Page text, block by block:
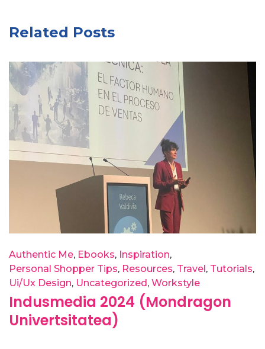
Related Posts
Authentic Me Ebooks Inspiration
Personal Shopper Tips Resources Travel Tutorials
Ui/Ux Design Uncategorized Workstyle
Indusmedia 2024 (Mondragon
Univertsitatea)